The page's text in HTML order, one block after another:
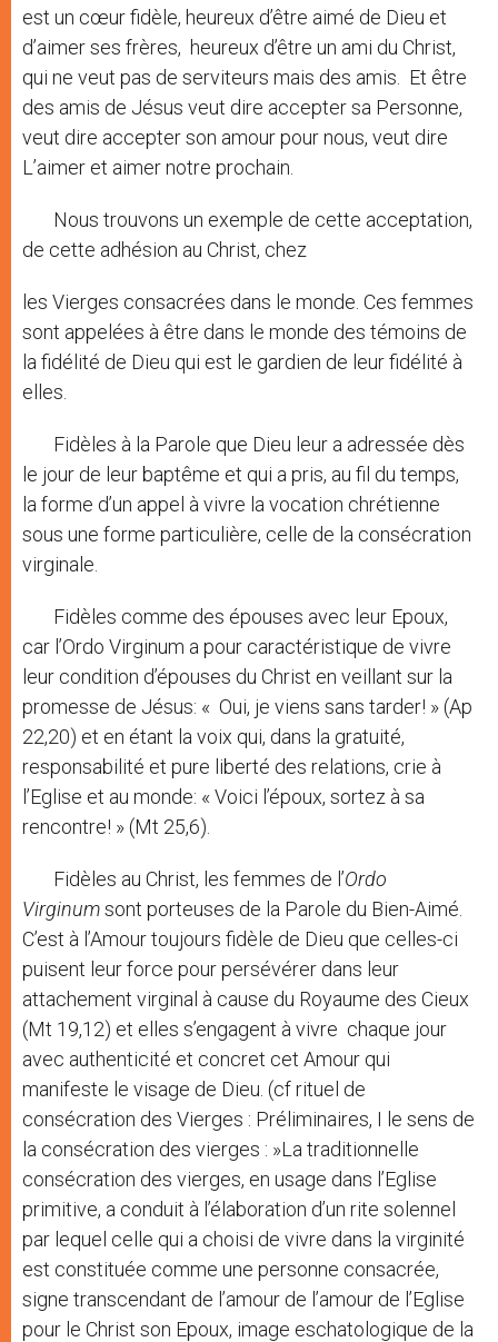
est un cœur fidèle, heureux d’être aimé de Dieu et
d’aimer ses frères, heureux d’être un ami du Christ,
qui ne veut pas de serviteurs mais des amis. Et être
des amis de Jésus veut dire accepter sa Personne,
veut dire accepter son amour pour nous, veut dire
L’aimer et aimer notre prochain.
Nous trouvons un exemple de cette acceptation,
de cette adhésion au Christ, chez
les Vierges consacrées dans le monde. Ces femmes
sont appelées à être dans le monde des témoins de
la fidélité de Dieu qui est le gardien de leur fidélité à
elles.
Fidèles à la Parole que Dieu leur a adressée dès
le jour de leur baptême et qui a pris, au fil du temps,
la forme d’un appel à vivre la vocation chrétienne
sous une forme particulière, celle de la consécration
virginale.
Fidèles comme des épouses avec leur Epoux,
car l’Ordo Virginum a pour caractéristique de vivre
leur condition d’épouses du Christ en veillant sur la
promesse de Jésus: « Oui, je viens sans tarder! » (Ap
22,20) et en étant la voix qui, dans la gratuité,
responsabilité et pure liberté des relations, crie à
l’Eglise et au monde: « Voici l’époux, sortez à sa
rencontre! » (Mt 25,6).
Fidèles au Christ, les femmes de l’Ordo
Virginumsont porteuses de la Parole du Bien-Aimé.
C’est à l’Amour toujours fidèle de Dieu que celles-ci
puisent leur force pour persévérer dans leur
attachement virginal à cause du Royaume des Cieux
(Mt 19,12) et elles s’engagent à vivre chaque jour
avec authenticité et concret cet Amour qui
manifeste le visage de Dieu. (cf rituel de
consécration des Vierges : Préliminaires, I le sens de
la consécration des vierges : »La traditionnelle
consécration des vierges, en usage dans l’Eglise
primitive, a conduit à l’élaboration d’un rite solennel
par lequel celle qui a choisi de vivre dans la virginité
est constituée comme une personne consacrée,
signe transcendant de l’amour de l’amour de l’Eglise
pour le Christ son Epoux, image eschatologique de la